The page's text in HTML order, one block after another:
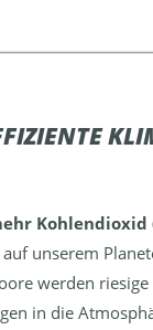
Kohlendioxid
auf unserem
werden riesige
in die